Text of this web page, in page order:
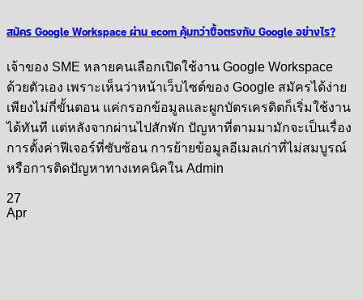
สมัคร Google Workspace ผ่าน ecom คุ้มกว่าซื้อตรงกับ Google อย่างไร?
เจ้าของ SME หลายคนเลือกเปิดใช้งาน Google Workspace
ด้วยตัวเอง เพราะเห็นว่าหน้าเว็บไซต์ของ Google สมัครได้ง่าย
เพียงไม่กี่ขั้นตอน แค่กรอกข้อมูลและผูกบัตรเครดิตก็เริ่มใช้งาน
ได้ทันที แต่หลังจากผ่านไปสักพัก ปัญหาที่ตามมามักจะเป็นเรื่อง
การตั้งค่าฟีเจอร์ที่ซับซ้อน การย้ายข้อมูลอีเมลเก่าที่ไม่สมบูรณ์
หรือการติดปัญหาทางเทคนิคใน Admin
27
Apr